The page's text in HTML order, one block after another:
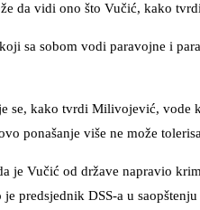
da vidi ono što Vučić, kako
sa sobom vodi paravojne i
se, kako tvrdi Milivojević, vode
ponašanje više ne može
je Vučić od države napravio
predsjednik DSS-a u saopštenju